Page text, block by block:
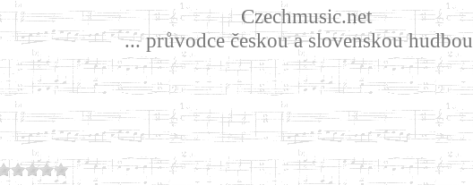
Czechmusic.net
... průvodce českou a slovenskou